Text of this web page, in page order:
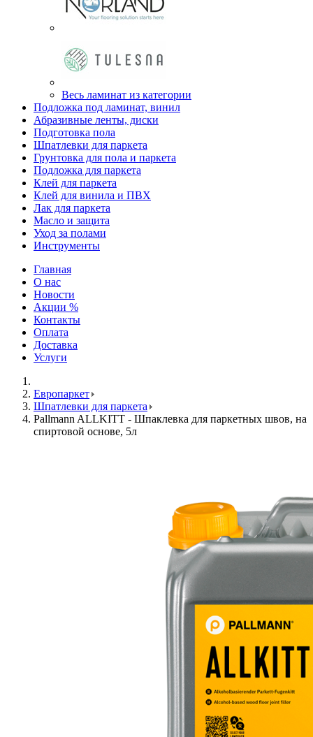
Весь ламинат из категории
Подложка под ламинат, винил
Абразивные ленты, диски
Подготовка пола
Шпатлевки для паркета
Грунтовка для пола и паркета
Подложка для паркета
Клей для паркета
Клей для винила и ПВХ
Лак для паркета
Масло и защита
Уход за полами
Инструменты
Главная
О нас
Новости
Акции %
Контакты
Оплата
Доставка
Услуги
Европаркет
Шпатлевки для паркета
Pallmann ALLKITT - Шпаклевка для паркетных швов, на
спиртовой основе, 5л